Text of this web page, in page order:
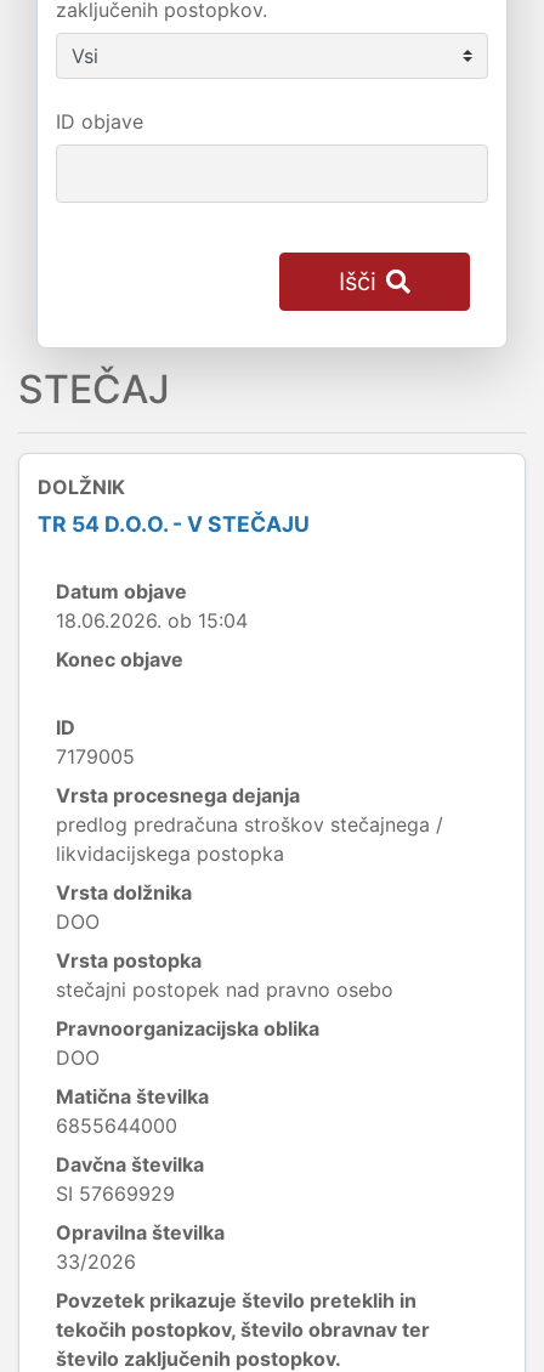
zaključenih postopkov.
ID objave
Išči
STEČAJ
DOLŽNIK
TR 54 D.O.O. - V STEČAJU
Datum objave
18.06.2026. ob 15:04
Konec objave
ID
7179005
Vrsta procesnega dejanja
predlog predračuna stroškov stečajnega /
likvidacijskega postopka
Vrsta dolžnika
DOO
Vrsta postopka
stečajni postopek nad pravno osebo
Pravnoorganizacijska oblika
DOO
Matična številka
6855644000
Davčna številka
SI 57669929
Opravilna številka
33/2026
Povzetek prikazuje število preteklih in
tekočih postopkov, število obravnav ter
število zaključenih postopkov.